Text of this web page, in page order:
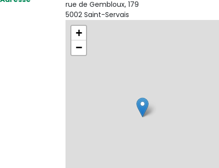
rue de Gembloux, 179
5002 Saint-Servais
+
−